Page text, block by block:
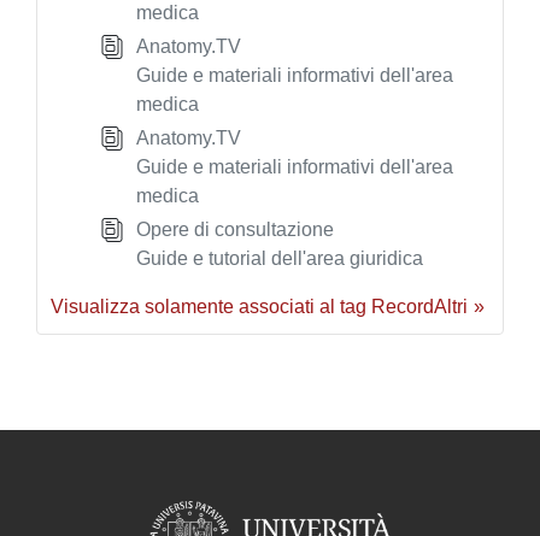
medica
Anatomy.TV
Guide e materiali informativi dell'area
medica
Anatomy.TV
Guide e materiali informativi dell'area
medica
Opere di consultazione
Guide e tutorial dell'area giuridica
Altri
Visualizza solamente associati al tag Record